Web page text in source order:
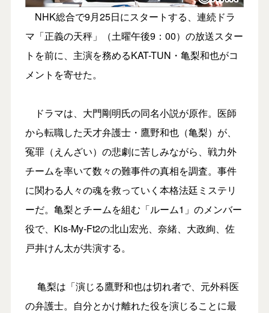
NHK総合で9月25日にスタートする、連続ドラ
マ「正義の天秤」（土曜午後9：00）の放送スター
トを前に、主演を務めるKAT-TUN・亀梨和也がコ
メントを寄せた。
ドラマは、大門剛明氏の同名小説が原作。医師
から転職した天才弁護士・鷹野和也（亀梨）が、
冤罪（えんざい）の悲劇に苦しみながら、戦力外
チームを率いて数々の難事件の真相を調査。事件
に関わる人々の魂を救っていく本格法廷ミステリ
ーだ。亀梨とチームを組む「ルーム1」のメンバー
役で、Kis-My-Ft2の北山宏光、奈緒、大政絢、佐
戸井けん太が共演する。
亀梨は「演じる鷹野和也は切れ者で、元外科医
の弁護士。自分とかけ離れた役を演じることに最